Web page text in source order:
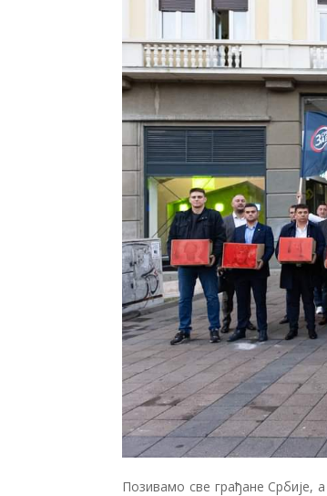
Позивамо све грађане Србије,